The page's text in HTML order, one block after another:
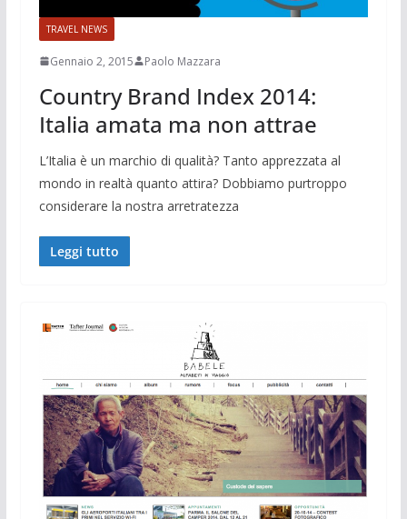
TRAVEL NEWS
Gennaio 2, 2015 Paolo Mazzara
Country Brand Index 2014:
Italia amata ma non attrae
L’Italia è un marchio di qualità? Tanto apprezzata al
mondo in realtà quanto attira? Dobbiamo purtroppo
considerare la nostra arretratezza
Leggi tutto